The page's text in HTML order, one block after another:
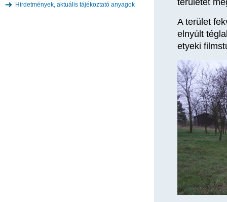
Hirdetmények, aktuális tájékoztató anyagok
A terület
elnyúlt
etyeki